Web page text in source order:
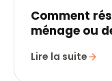
Comment
ménage ou
Lire la suite